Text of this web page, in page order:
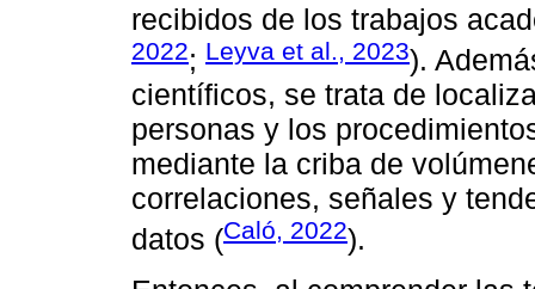
recibidos de los trabajos
2022; Leyva et al., 2023).
científicos, se trata de
personas y los
mediante la criba de
correlaciones, señales y
datos (Caló, 2022).